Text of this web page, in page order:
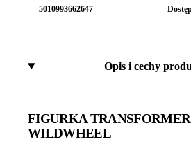
5010993662647
Opis i cechy
FIGURKA
WILDWHEEL